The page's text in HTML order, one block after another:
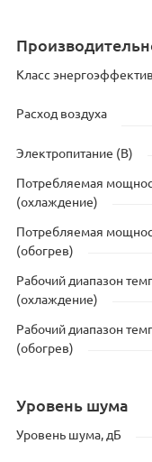
Класс
Расход воздуха
Электропитание (В)
Потребляемая
(охлаждение)
Потребляемая
(обогрев)
Рабочий диапазон
(охлаждение)
Рабочий диапазон
(обогрев)
Уровень шума
Уровень шума, дБ